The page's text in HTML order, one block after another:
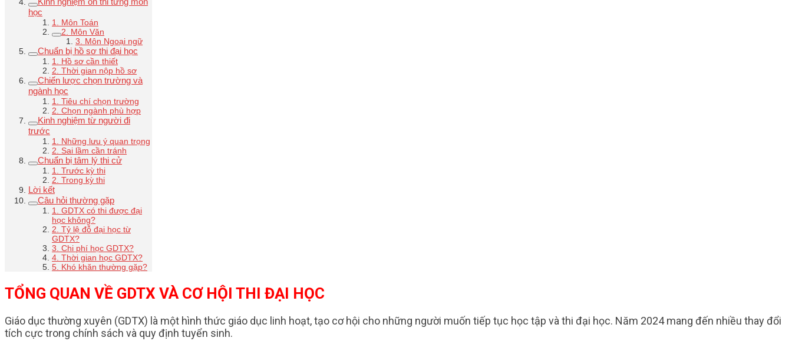
học
1. Môn Toán
2. Môn Văn
3. Môn Ngoại ngữ
Chuẩn bị hồ sơ thi đại học
1. Hồ sơ cần thiết
2. Thời gian nộp hồ sơ
Chiến lược chọn trường và
ngành học
1. Tiêu chí chọn trường
2. Chọn ngành phù hợp
Kinh nghiệm từ người đi
trước
1. Những lưu ý quan trọng
2. Sai lầm cần tránh
Chuẩn bị tâm lý thi cử
1. Trước kỳ thi
2. Trong kỳ thi
Lời kết
Câu hỏi thường gặp
1. GDTX có thi được đại
học không?
2. Tỷ lệ đỗ đại học từ
GDTX?
3. Chi phí học GDTX?
4. Thời gian học GDTX?
5. Khó khăn thường gặp?
TỔNG QUAN VỀ GDTX VÀ CƠ HỘI THI ĐẠI HỌC
Giáo dục thường xuyên (GDTX) là một hình thức giáo dục linh hoạt, tạo cơ hội cho những người muốn tiếp tục học tập và thi đại học. Năm 2024 mang đến nhiều thay đổi
tích cực trong chính sách và quy định tuyển sinh.